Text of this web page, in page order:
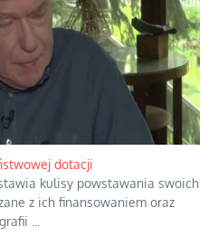
dotacji
kulisy powstawania swoich
z ich finansowaniem oraz